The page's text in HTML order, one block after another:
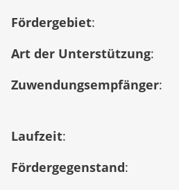
Fördergebiet:
Art der Unterstützung:
Zuwendungsempfänger:
Laufzeit:
Fördergegenstand: